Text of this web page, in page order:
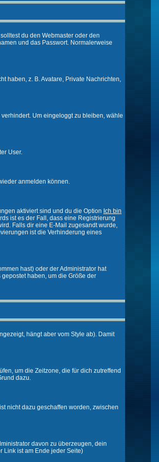
du den Webmaster oder den
und das Passwort. Normalerweise
haben, z. B. Avatare, Private Nachrichten,
Um eingeloggt zu bleiben, wähle
User.
anmelden können.
aktiviert sind und du die Option Ich bin
ist es der Fall, dass eine Registrierung
Falls dir eine E-Mail zugesandt wurde,
ist die Verhinderung eines
hast) oder der Administrator hat
haben, um die Größe der
hängt aber vom Style ab). Damit
um die Zeitzone, die für dich zutreffend
dazu.
nicht dazu geschaffen worden, zwischen
davon zu überzeugen, dein
Link ist am Ende jeder Seite)